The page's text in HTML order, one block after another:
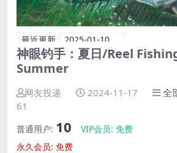
最近更新 2025-01-10
神眼钓手：夏日/Reel
Summer
网友投递 2024-11-17 全
61
普通用户: 10 VIP会员: 免费
永久会员: 免费